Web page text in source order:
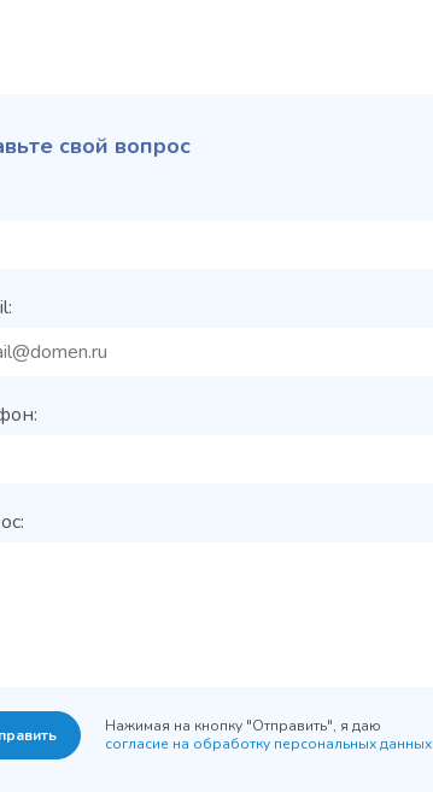
ШХФ-0,2
₽
свой вопрос
Нажимая на кнопку "Отправить", я даю
согласие на обработку персональных данных